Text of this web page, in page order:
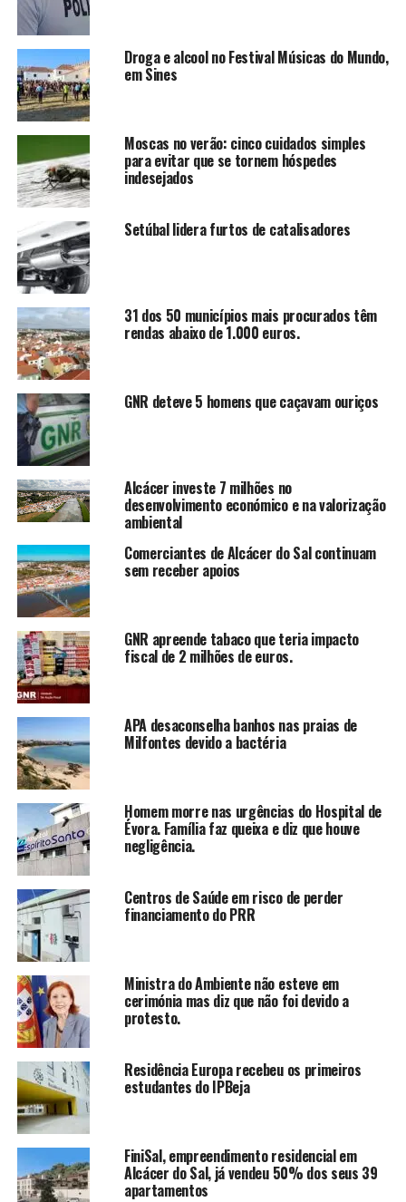
Droga e alcool no Festival Músicas do Mundo,
em Sines
Moscas no verão: cinco cuidados simples
para evitar que se tornem hóspedes
indesejados
Setúbal lidera furtos de catalisadores
31 dos 50 municípios mais procurados têm
rendas abaixo de 1.000 euros.
GNR deteve 5 homens que caçavam ouriços
Alcácer investe 7 milhões no
desenvolvimento económico e na valorização
ambiental
Comerciantes de Alcácer do Sal continuam
sem receber apoios
GNR apreende tabaco que teria impacto
fiscal de 2 milhões de euros.
APA desaconselha banhos nas praias de
Milfontes devido a bactéria
Homem morre nas urgências do Hospital de
Évora. Família faz queixa e diz que houve
negligência.
Centros de Saúde em risco de perder
financiamento do PRR
Ministra do Ambiente não esteve em
cerimónia mas diz que não foi devido a
protesto.
Residência Europa recebeu os primeiros
estudantes do IPBeja
FiniSal, empreendimento residencial em
Alcácer do Sal, já vendeu 50% dos seus 39
apartamentos